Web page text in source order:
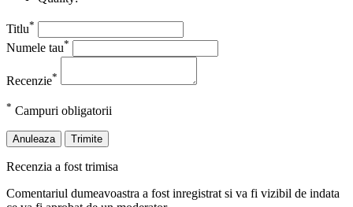
Titlu*
Numele tau*
Recenzie*
* Campuri obligatorii
Anuleaza Trimite
Recenzia a fost trimisa
Comentariul dumeavoastra a fost inregistrat si va fi vizibil de indata